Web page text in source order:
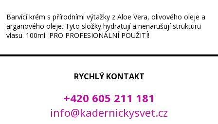
Barvící krém s přírodními výtažky z Aloe Vera, olivového oleje a
arganového oleje. Tyto složky hydratují a nenarušují strukturu
vlasu. 100ml PRO PROFESIONÁLNÍ POUŽITÍ!
RYCHLÝ KONTAKT
+420 605 211 181
info@kadernickysvet.cz